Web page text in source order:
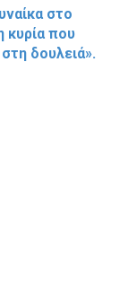
στο
κυρία που
δουλειά».